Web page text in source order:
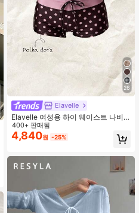
26
Elavelle
Elavelle 여성용 하이 웨이스트 나비
매듭 노트 프린트 비키니 하의, 봄/여
름
400+ 판매됨
4,840원 -25%